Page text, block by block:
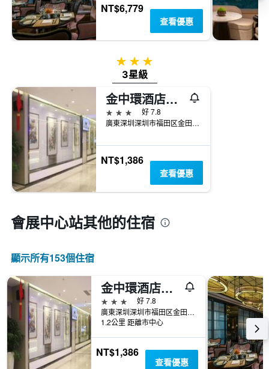
NT$6,779
查看優惠
3星級
3星級
金中環酒店深圳
3星級
好 7.8
廣東深圳深圳市福田区金田路金中环商务大厦6F（地铁会展中心站E出口）
NT$1,386
查看優惠
會展中心站​其他的住宿
顯示所有153​個住宿
金中環酒店深圳
3星級
好 7.8
廣東深圳深圳市福田区金田路金中环商务大厦6F（地铁会展中心站E出口）
1.2公里 距離市中心
NT$1,386
查看優惠